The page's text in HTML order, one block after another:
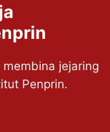
jejaring
Penprin.